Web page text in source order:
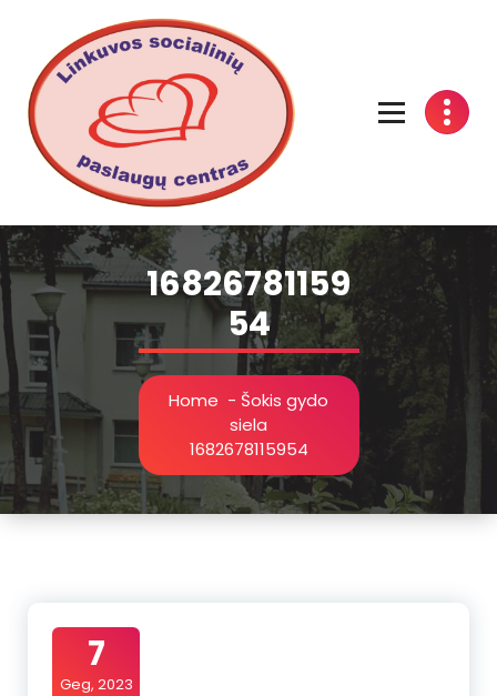
16826781159
54
Home - Šokis gydo
siela
1682678115954
7
Geg, 2023